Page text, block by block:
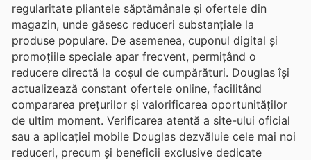
regularitate pliantele săptămânale și ofertele din
magazin, unde găsesc reduceri substanțiale la
produse populare. De asemenea, cuponul digital și
promoțiile speciale apar frecvent, permițând o
reducere directă la coșul de cumpărături. Douglas își
actualizează constant ofertele online, facilitând
compararea prețurilor și valorificarea oportunităților
de ultim moment. Verificarea atentă a site-ului oficial
sau a aplicației mobile Douglas dezvăluie cele mai noi
reduceri, precum și beneficii exclusive dedicate